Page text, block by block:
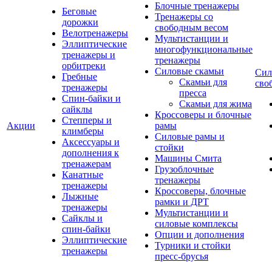
Акции
Беговые
дорожки
Велотренажеры
Эллиптические
тренажеры и
орбитреки
Гребные
тренажеры
Спин-байки и
сайклы
Степперы и
климберы
Аксессуары и
дополнения к
тренажерам
Канатные
тренажеры
Лыжные
тренажеры
Сайклы и
спин-байки
Эллиптические
тренажеры
Блочные тренажеры
Тренажеры со
свободным весом
Мультистанции и
многофункциональные
тренажеры
Силовые скамьи
Скамьи для
пресса
Скамьи для жима
Кроссоверы и блочные
рамы
Силовые рамы и
стойки
Машины Смита
Грузоблочные
тренажеры
Кроссоверы, блочные
рамки и ДРТ
Мультистанции и
силовые комплексы
Опции и дополнения
Турники и стойки
пресс-брусья